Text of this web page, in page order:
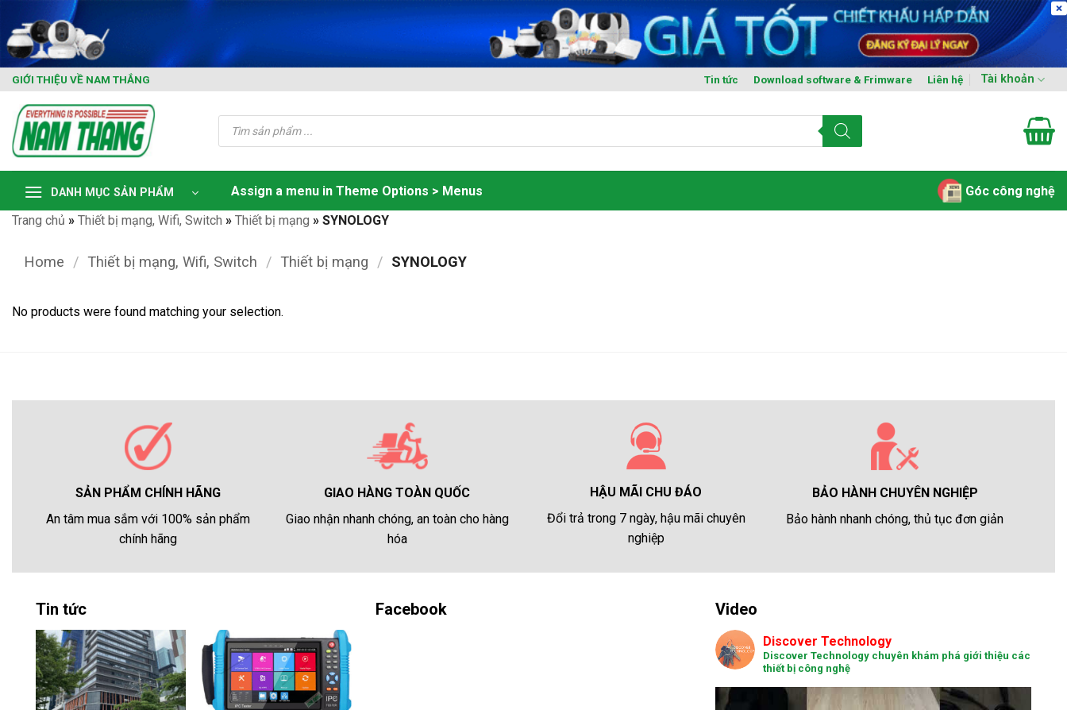
content
GIỚI THIỆU VỀ NAM THẮNG Tin tức Download software & Frimware Liên hệ Tài khoản
Tìm
kiếm
phẩm
DANH MỤC SẢN PHẨM Assign a menu in Theme Options > Menus
Góc công nghệ
Trang chủ » Thiết bị mạng, Wifi, Switch » Thiết bị mạng » SYNOLOGY
Home / Thiết bị mạng, Wifi, Switch / Thiết bị mạng / SYNOLOGY
No products were found matching your selection.
SẢN PHẨM CHÍNH HÃNG
An tâm mua sắm với 100% sản phẩm
chính hãng
GIAO HÀNG TOÀN QUỐC
Giao nhận nhanh chóng, an toàn cho hàng
hóa
HẬU MÃI CHU ĐÁO
Đổi trả trong 7 ngày, hậu mãi chuyên
nghiệp
BẢO HÀNH CHUYÊN NGHIỆP
Bảo hành nhanh chóng, thủ tục đơn giản
Tin tức Facebook Video
Discover Technology
Discover Technology chuyên khám phá giới thiệu các
thiết bị công nghệ